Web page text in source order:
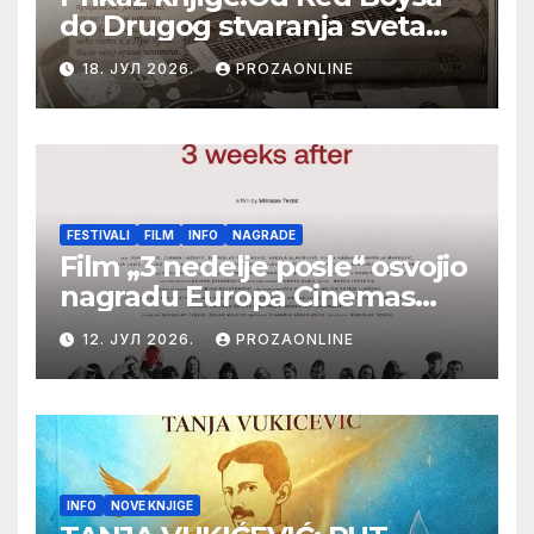
do Drugog stvaranja sveta
(bilo neko vreme pošteno)
(autor- Zlatomira Sremca,
Botoš 2022. godine,
samizdat)
18. ЈУЛ 2026. PROZAONLINE
FESTIVALI FILM INFO NAGRADE
Film „3 nedelje posle“ osvojio
nagradu Europa Cinemas
Label na Filmskom festivalu
u Karlovim Varima
12. ЈУЛ 2026. PROZAONLINE
INFO NOVE KNJIGE